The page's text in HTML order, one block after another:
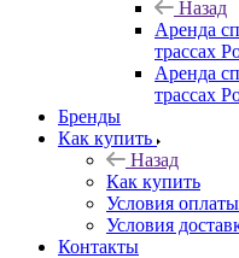
Назад
Аренда
трассах
Аренда
трассах
Бренды
Как купить
Назад
Как купить
Условия оплаты
Условия
Контакты